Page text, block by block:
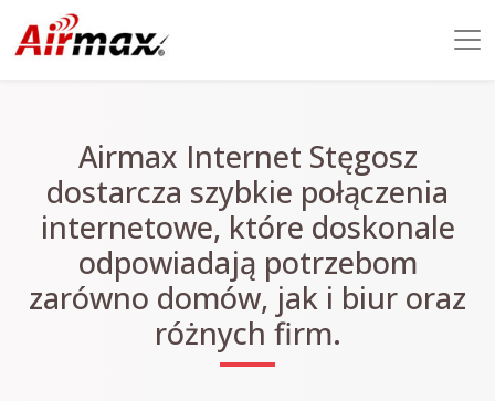
Airmax Internet Stęgosz
dostarcza szybkie połączenia
internetowe, które doskonale
odpowiadają potrzebom
zarówno domów, jak i biur oraz
różnych firm.